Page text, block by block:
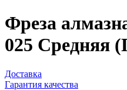
Фреза
025 Средняя
Доставка
Гарантия качества